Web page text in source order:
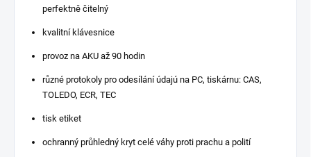
perfektně čitelný
kvalitní klávesnice
provoz na AKU až 90 hodin
různé protokoly pro odesílání údajú na PC, tiskárnu: CAS,
TOLEDO, ECR, TEC
tisk etiket
ochranný průhledný kryt celé váhy proti prachu a polití